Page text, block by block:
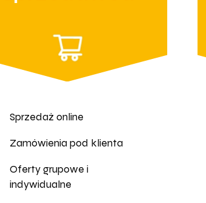
Sprzedaż online
Zamówienia pod klienta
Oferty grupowe i
indywidualne